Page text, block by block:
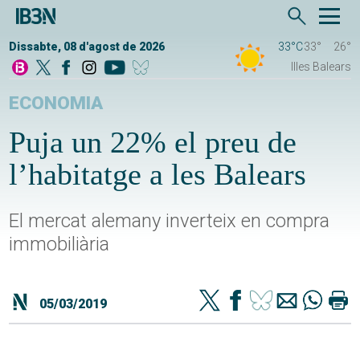
Dissabte, 08 d'agost de 2026 33°C33°
26°
Illes Balears
ECONOMIA
Puja un 22% el preu de
l’habitatge a les Balears
El mercat alemany inverteix en compra
immobiliària
05/03/2019